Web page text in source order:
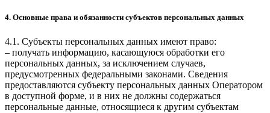
4. Основные права и обязанности субъектов персональных данных
4.1. Субъекты персональных данных имеют право:
– получать информацию, касающуюся обработки его
персональных данных, за исключением случаев,
предусмотренных федеральными законами. Сведения
предоставляются субъекту персональных данных Оператором
в доступной форме, и в них не должны содержаться
персональные данные, относящиеся к другим субъектам